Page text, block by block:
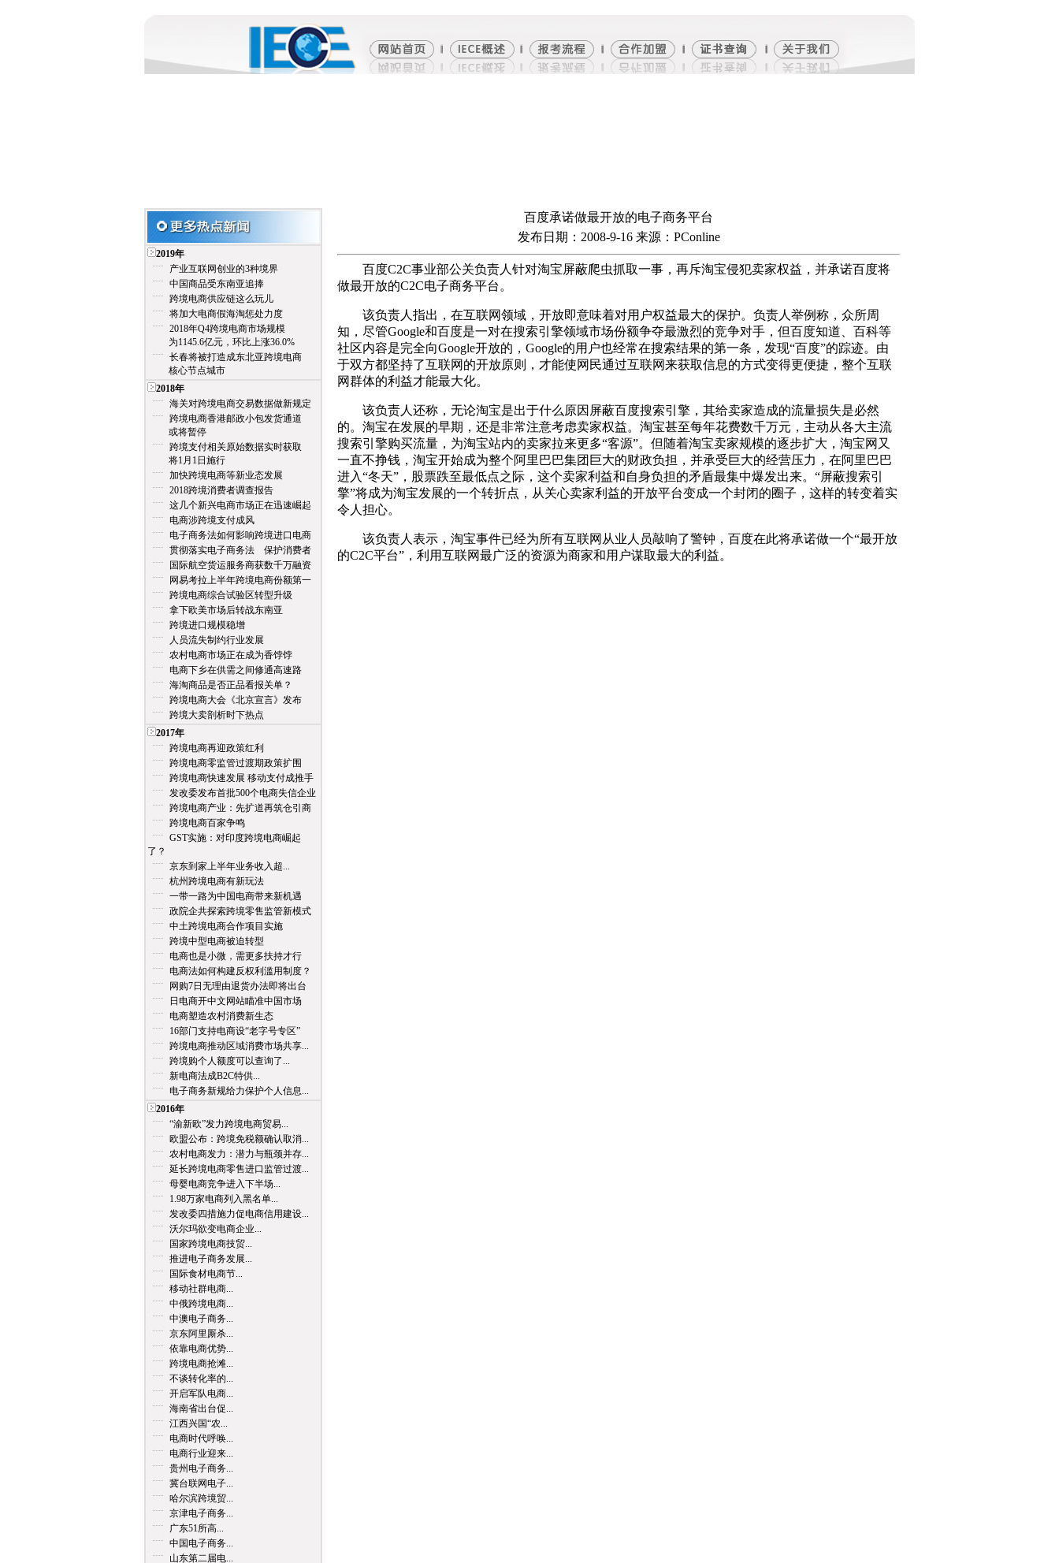
2019年
产业互联网创业的3种境界
中国商品受东南亚追捧
跨境电商供应链这么玩儿
将加大电商假海淘惩处力度
2018年Q4跨境电商市场规模
为1145.6亿元，环比上涨36.0%
长春将被打造成东北亚跨境电商
核心节点城市
2018年
海关对跨境电商交易数据做新规定
跨境电商香港邮政小包发货通道
或将暂停
跨境支付相关原始数据实时获取
将1月1日施行
加快跨境电商等新业态发展
2018跨境消费者调查报告
这几个新兴电商市场正在迅速崛起
电商涉跨境支付成风
电子商务法如何影响跨境进口电商
贯彻落实电子商务法 保护消费者
国际航空货运服务商获数千万融资
网易考拉上半年跨境电商份额第一
跨境电商综合试验区转型升级
拿下欧美市场后转战东南亚
跨境进口规模稳增
人员流失制约行业发展
农村电商市场正在成为香饽饽
电商下乡在供需之间修通高速路
海淘商品是否正品看报关单？
跨境电商大会《北京宣言》发布
跨境大卖剖析时下热点
2017年
跨境电商再迎政策红利
跨境电商零监管过渡期政策扩围
跨境电商快速发展 移动支付成推手
发改委发布首批500个电商失信企业
跨境电商产业：先扩道再筑仓引商
跨境电商百家争鸣
GST实施：对印度跨境电商崛起
了？
京东到家上半年业务收入超...
杭州跨境电商有新玩法
一带一路为中国电商带来新机遇
政院企共探索跨境零售监管新模式
中土跨境电商合作项目实施
跨境中型电商被迫转型
电商也是小微，需更多扶持才行
电商法如何构建反权利滥用制度？
网购7日无理由退货办法即将出台
日电商开中文网站瞄准中国市场
电商塑造农村消费新生态
16部门支持电商设“老字号专区”
跨境电商推动区域消费市场共享...
跨境购个人额度可以查询了...
新电商法成B2C特供...
电子商务新规给力保护个人信息...
2016年
“渝新欧”发力跨境电商贸易...
欧盟公布：跨境免税额确认取消...
农村电商发力：潜力与瓶颈并存...
延长跨境电商零售进口监管过渡...
母婴电商竞争进入下半场...
1.98万家电商列入黑名单...
发改委四措施力促电商信用建设...
沃尔玛欲变电商企业...
国家跨境电商技贸...
推进电子商务发展...
国际食材电商节...
移动社群电商...
中俄跨境电商...
中澳电子商务...
京东阿里厮杀...
依靠电商优势...
跨境电商抢滩...
不谈转化率的...
开启军队电商...
海南省出台促...
江西兴国“农...
电商时代呼唤...
电商行业迎来...
贵州电子商务...
冀台联网电子...
哈尔滨跨境贸...
京津电子商务...
广东51所高...
中国电子商务...
山东第二届电...
百度承诺做最开放的电子商务平台
发布日期：2008-9-16 来源：PConline
百度C2C事业部公关负责人针对淘宝屏蔽爬虫抓取一事，再斥淘宝侵犯卖家权益，并承诺百度将
做最开放的C2C电子商务平台。
该负责人指出，在互联网领域，开放即意味着对用户权益最大的保护。负责人举例称，众所周
知，尽管Google和百度是一对在搜索引擎领域市场份额争夺最激烈的竞争对手，但百度知道、百科等
社区内容是完全向Google开放的，Google的用户也经常在搜索结果的第一条，发现“百度”的踪迹。由
于双方都坚持了互联网的开放原则，才能使网民通过互联网来获取信息的方式变得更便捷，整个互联
网群体的利益才能最大化。
该负责人还称，无论淘宝是出于什么原因屏蔽百度搜索引擎，其给卖家造成的流量损失是必然
的。淘宝在发展的早期，还是非常注意考虑卖家权益。淘宝甚至每年花费数千万元，主动从各大主流
搜索引擎购买流量，为淘宝站内的卖家拉来更多“客源”。但随着淘宝卖家规模的逐步扩大，淘宝网又
一直不挣钱，淘宝开始成为整个阿里巴巴集团巨大的财政负担，并承受巨大的经营压力，在阿里巴巴
进入“冬天”，股票跌至最低点之际，这个卖家利益和自身负担的矛盾最集中爆发出来。“屏蔽搜索引
擎”将成为淘宝发展的一个转折点，从关心卖家利益的开放平台变成一个封闭的圈子，这样的转变着实
令人担心。
该负责人表示，淘宝事件已经为所有互联网从业人员敲响了警钟，百度在此将承诺做一个“最开放
的C2C平台”，利用互联网最广泛的资源为商家和用户谋取最大的利益。